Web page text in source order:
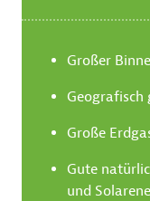
Großer
Geografisch
Große
Gute
und